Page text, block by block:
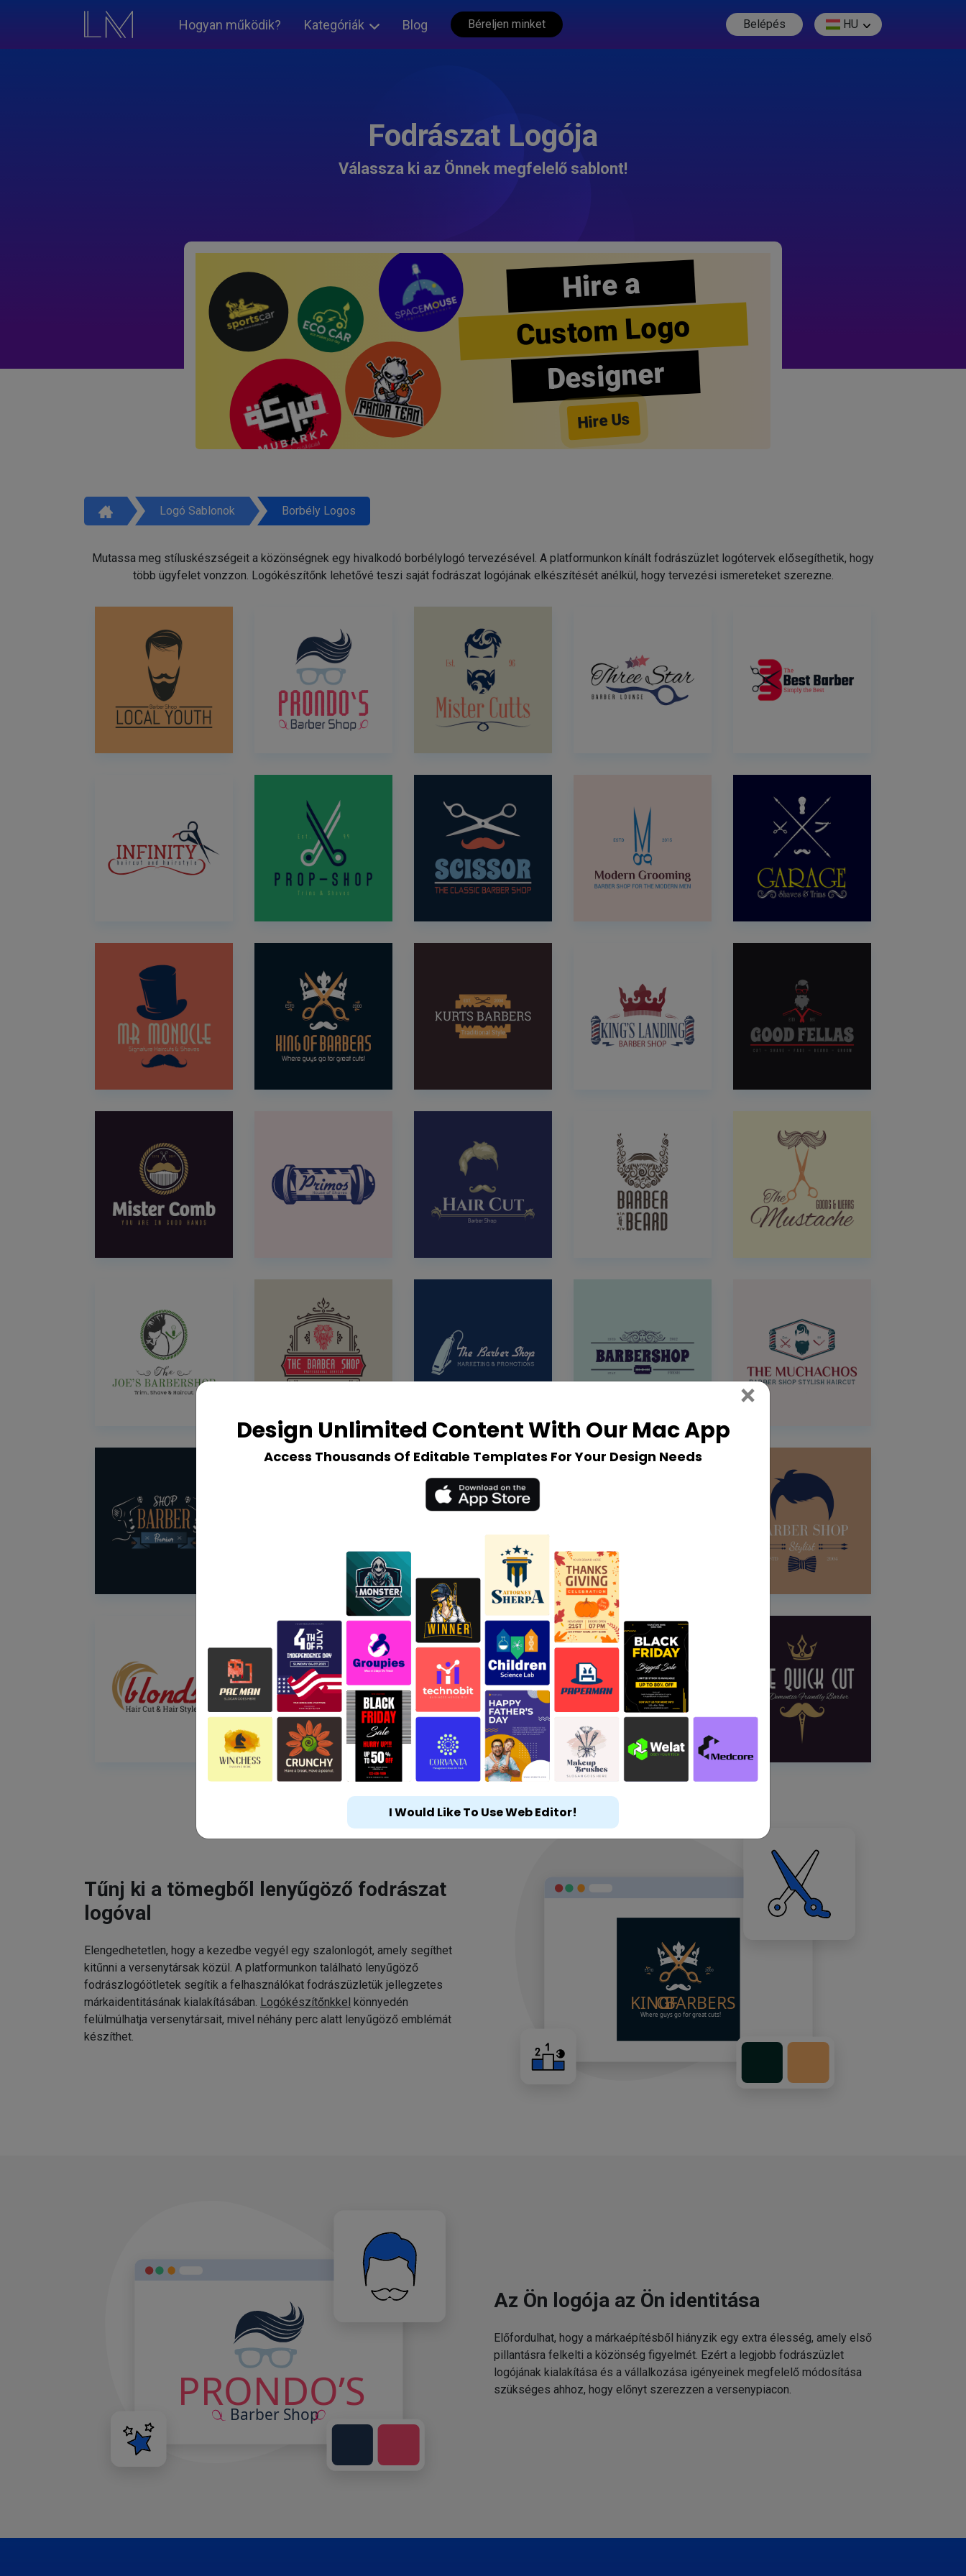
Hogyan működik? Kategóriák Blog Béreljen minket Belépés HU
Fodrászat Logója
Válassza ki az Önnek megfelelő sablont!
Hire a
Custom Logo
Designer
Hire Us
Logó Sablonok Borbély Logos
Mutassa meg stíluskészségeit a közönségnek egy hivalkodó borbélylogó tervezésével. A platformunkon kínált fodrászüzlet logótervek elősegíthetik, hogy
több ügyfelet vonzzon. Logókészítőnk lehetővé teszi saját fodrászat logójának elkészítését anélkül, hogy tervezési ismereteket szerezne.
Tűnj ki a tömegből lenyűgöző fodrászat
logóval
Elengedhetetlen, hogy a kezedbe vegyél egy szalonlogót, amely segíthet
kitűnni a versenytársak közül. A platformunkon található lenyűgöző
fodrászlogóötletek segítik a felhasználókat fodrászüzletük jellegzetes
márkaidentitásának kialakításában. Logókészítőnkkel könnyedén
felülmúlhatja versenytársait, mivel néhány perc alatt lenyűgöző emblémát
készíthet.
Az Ön logója az Ön identitása
Előfordulhat, hogy a márkaépítésből hiányzik egy extra élesség, amely első
pillantásra felkelti a közönség figyelmét. Ezért a legjobb fodrászüzlet
logójának kialakítása és a vállalkozása igényeinek megfelelő módosítása
szükséges ahhoz, hogy előnyt szerezzen a versenypiacon.
Design Unlimited Content With Our Mac App
Access Thousands Of Editable Templates For Your Design Needs
× Close
I Would Like To Use Web Editor!